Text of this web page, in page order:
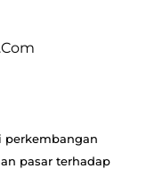
perkembangan
pasar terhadap